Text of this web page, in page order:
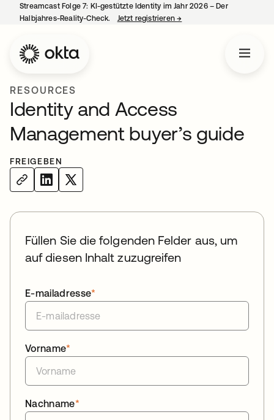
Streamcast Folge 7: KI-gestützte Identity im Jahr 2026 – Der
Halbjahres-Reality-Check.
Jetzt registrieren→
RESOURCES
Identity and Access
Management buyer’s guide
FREIGEBEN
Füllen Sie die folgenden Felder aus, um
auf diesen Inhalt zuzugreifen
*
E-mailadresse
*
Vorname
*
Nachname